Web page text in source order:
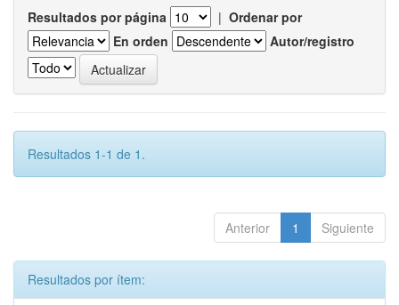
Resultados por página | Ordenar por
En orden
Autor/registro
Resultados 1-1 de 1.
Anterior 1 Siguiente
Resultados por ítem: